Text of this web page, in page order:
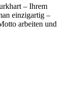
– Ihrem
einzigartig –
arbeiten und